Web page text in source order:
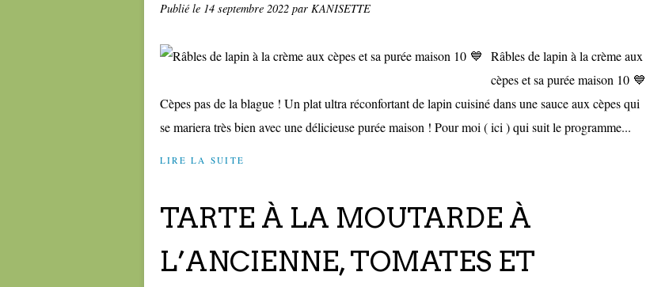
Publié le 14 septembre 2022 par KANISETTE
Râbles de lapin à la crème aux
cèpes et sa purée maison 10 💙
Cèpes pas de la blague ! Un plat ultra réconfortant de lapin cuisiné dans une sauce aux cèpes qui
se mariera très bien avec une délicieuse purée maison ! Pour moi ( ici ) qui suit le programme...
LIRE LA SUITE
TARTE À LA MOUTARDE À
L’ANCIENNE, TOMATES ET